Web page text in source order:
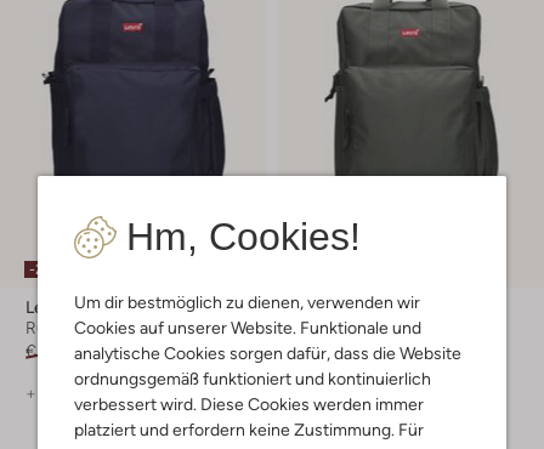
Hm, Cookies!
Um dir bestmöglich zu dienen, verwenden wir
Cookies auf unserer Website. Funktionale und
analytische Cookies sorgen dafür, dass die Website
ordnungsgemäß funktioniert und kontinuierlich
verbessert wird. Diese Cookies werden immer
platziert und erfordern keine Zustimmung. Für
-20%
Levi's
Rücksacke
€ 54,99 € 43,99
+ mehr farben
Levi's
Rücksacke
€ 54,99 € 43,99